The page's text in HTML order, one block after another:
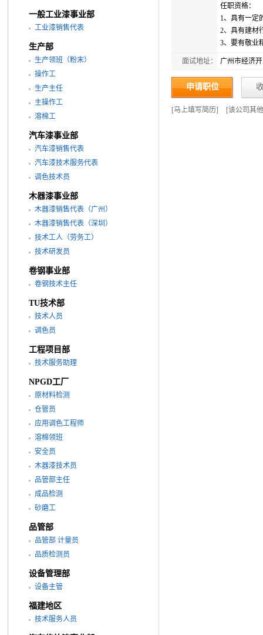
一般工业漆事业部
工业漆销售代表
生产部
生产领班（粉末）
操作工
生产主任
主操作工
溶棉工
汽车漆事业部
汽车漆销售代表
汽车漆技术服务代表
调色技术员
木器漆事业部
木器漆销售代表（广州）
木器漆销售代表（深圳）
技术工人（劳务工）
技术研发员
卷钢事业部
卷钢技术主任
TU技术部
技术人员
调色员
工程项目部
技术服务助理
NPGD工厂
原材料检测
仓管员
应用调色工程师
溶棉领班
安全员
木器漆技术员
品管部主任
成品检测
砂磨工
品管部
品管部 计量员
品质检测员
设备管理部
设备主管
福建地区
技术服务人员
任职资格：
1、具有一定
2、具有建材
3、要有敬业
面试地址： 广州市经济
申请职位
[马上填写简历] [该公司其